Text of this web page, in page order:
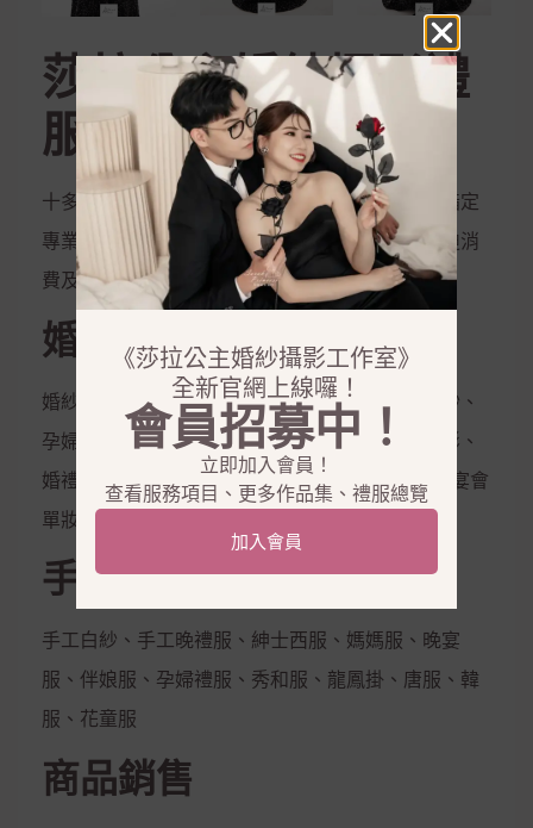
莎拉公主婚紗攝影禮
服工作室
十多位獨立婚紗攝影師、獨立婚紗造型師提供您指定
專業服務，全透明開放的平台沒有隱藏服務、強迫消
費及不實包裝，從商品到禮服到作品一一呈現
婚紗攝影服務
婚紗攝影、兒童攝影、藝術照、閨密照、彩虹婚紗、
孕婦照、全家福、活動拍攝、婚禮攝影、宴會攝影、
婚禮錄影、宴會錄影、MV專輯錄影、新娘秘書、宴會
單妝
手工禮服出租
手工白紗、手工晚禮服、紳士西服、媽媽服、晚宴
服、伴娘服、孕婦禮服、秀和服、龍鳳掛、唐服、韓
服、花童服
商品銷售
《莎拉公主婚紗攝影工作室》
全新官網上線囉！
會員招募中！
立即加入會員！
查看服務項目、更多作品集、禮服總覽
加入會員